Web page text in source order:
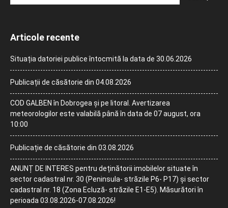
Articole recente
Situația datoriei publice întocmită la data de 30.06.2026
Publicații de căsătorie din 04.08.2026
COD GALBEN în Dobrogea și pe litoral. Avertizarea
meteorologilor este valabilă până în data de 07 august, ora
10:00
Publicație de căsătorie din 03.08.2026
ANUNȚ DE INTERES pentru deținătorii imobilelor situate în
sector cadastral nr. 30 (Peninsula- străzile P6- P17) și sector
cadastral nr. 18 (Zona Ecluză- străzile E1-E5). Măsurători în
perioada 03.08.2026-07.08.2026!